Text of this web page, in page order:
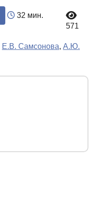
32 мин.
571
Е.В. Самсонова, А.Ю.